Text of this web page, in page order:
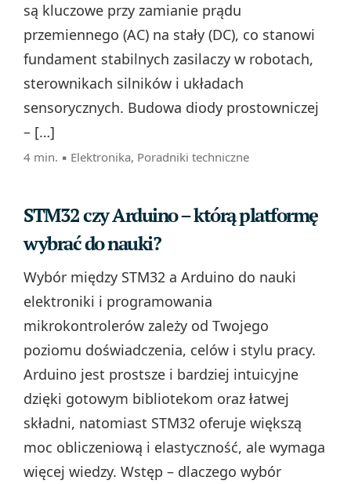
są kluczowe przy zamianie prądu
przemiennego (AC) na stały (DC), co stanowi
fundament stabilnych zasilaczy w robotach,
sterownikach silników i układach
sensorycznych. Budowa diody prostowniczej
– […]
4 min. ▪ Elektronika, Poradniki techniczne
STM32 czy Arduino – którą platformę
wybrać do nauki?
Wybór między STM32 a Arduino do nauki
elektroniki i programowania
mikrokontrolerów zależy od Twojego
poziomu doświadczenia, celów i stylu pracy.
Arduino jest prostsze i bardziej intuicyjne
dzięki gotowym bibliotekom oraz łatwej
składni, natomiast STM32 oferuje większą
moc obliczeniową i elastyczność, ale wymaga
więcej wiedzy. Wstęp – dlaczego wybór